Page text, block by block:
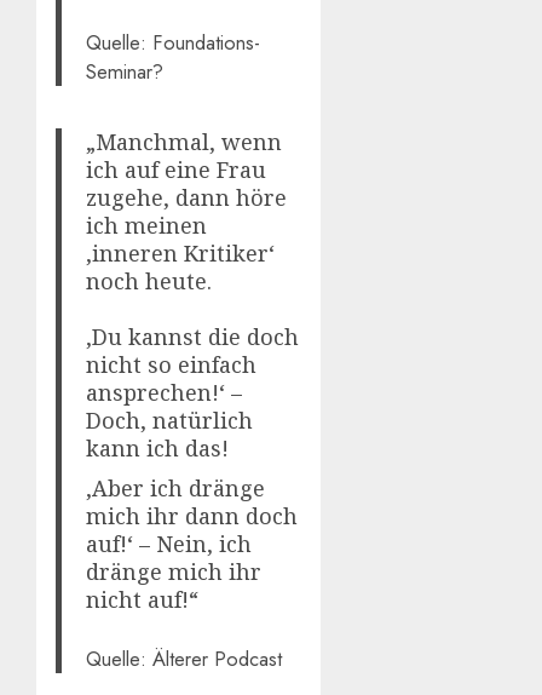
Quelle: Foundations-
Seminar?
„Manchmal, wenn
ich auf eine Frau
zugehe, dann höre
ich meinen
‚inneren Kritiker‘
noch heute.
‚Du kannst die doch
nicht so einfach
ansprechen!‘ –
Doch, natürlich
kann ich das!
‚Aber ich dränge
mich ihr dann doch
auf!‘ – Nein, ich
dränge mich ihr
nicht auf!“
Quelle: Älterer Podcast